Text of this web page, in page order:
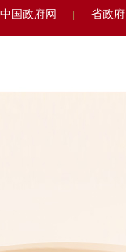
中国政府网 省政府